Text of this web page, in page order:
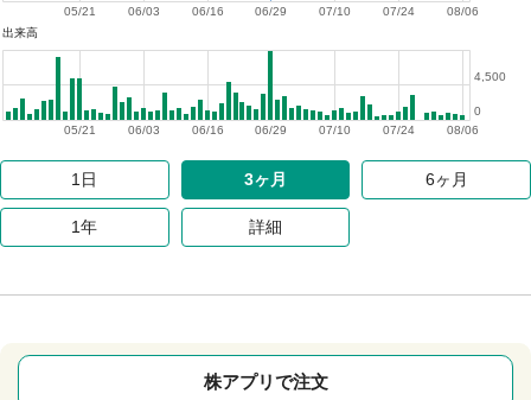
08/06
07/24
07/10
06/29
06/16
06/03
05/21
出来高
08/06
07/24
07/10
06/29
06/16
06/03
05/21
0
4,500
1日 3ヶ月 6ヶ月
1年 詳細
株アプリで注文